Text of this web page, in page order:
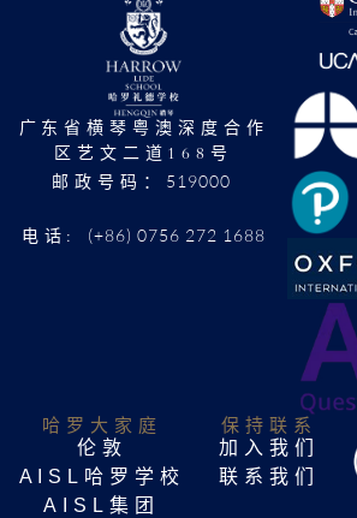
广东省横琴粤澳深度合作
区艺文二道168号
邮政号码： 519000
电话: (+86) 0756 272 1688
哈罗大家庭​
伦敦
AISL哈罗学校
AISL集团
保持联系
加入我们
联系我们